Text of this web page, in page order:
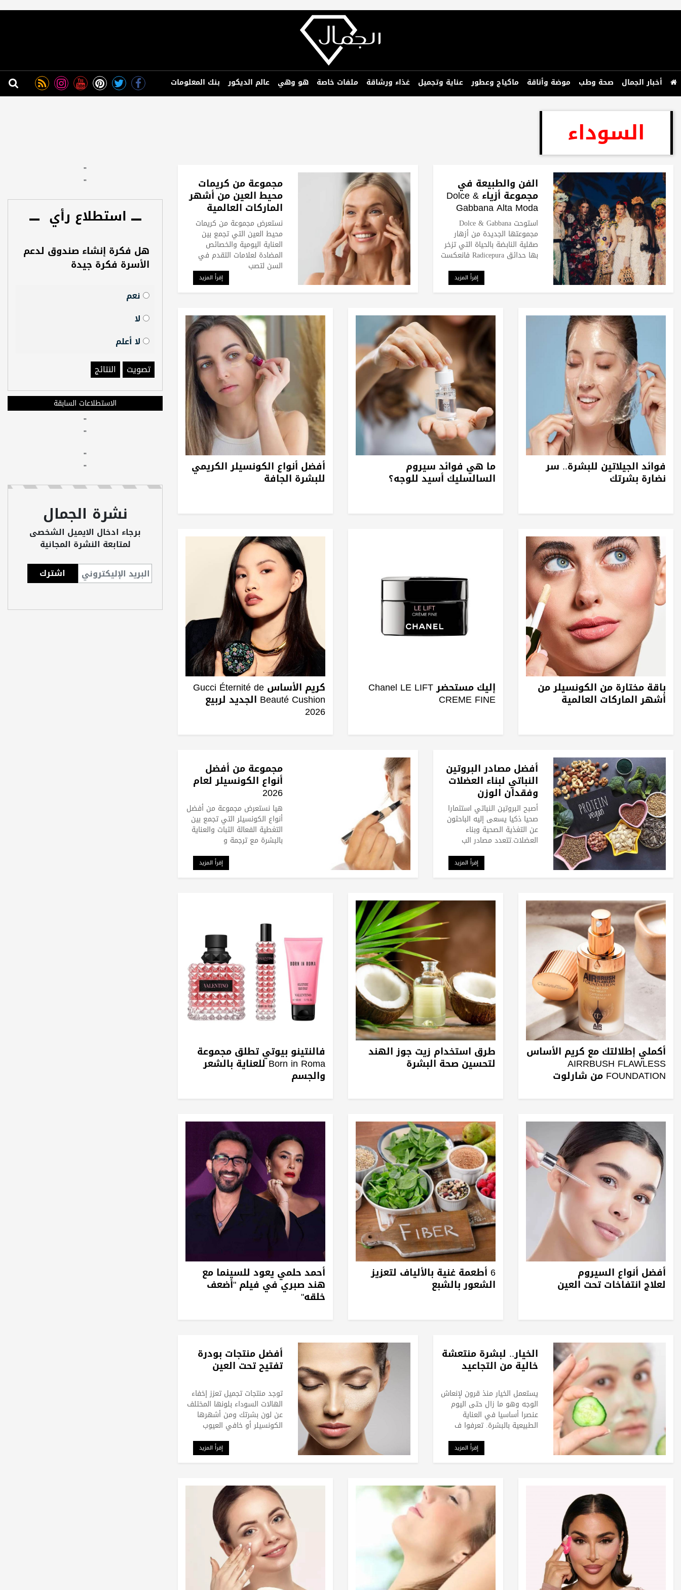
أخبار الجمال صحة وطب موضة وأناقة ماكياج وعطور عناية وتجميل غذاء ورشاقة ملفات خاصة هو وهي عالم الديكور بنك المعلومات
السوداء
الفن والطبيعة في
مجموعة أزياء Dolce &
Gabbana Alta Moda
2026 استوحت Dolce & Gabbana
مجموعتها الجديدة من أزهار
صقلية النابضة بالحياة التي تزخر
بها حدائق Radicepura فانعكست
إقرأ المزيد
مجموعة من كريمات
محيط العين من أشهر
الماركات العالمية
نستعرض مجموعة من كريمات
محيط العين التي تجمع بين
العناية اليومية والخصائص
المضادة لعلامات التقدم في
السن لتصب
إقرأ المزيد
فوائد الجيلاتين للبشرة.. سر
نضارة بشرتك
ما هي فوائد سيروم
السالسليك أسيد للوجه؟
أفضل أنواع الكونسيلر الكريمي
للبشرة الجافة
باقة مختارة من الكونسيلر من
أشهر الماركات العالمية
إليك مستحضر Chanel LE LIFT
CREME FINE
كريم الأساس Gucci Éternité de
Beauté Cushion الجديد لربيع
2026
أفضل مصادر البروتين
النباتي لبناء العضلات
وفقدان الوزن
أصبح البروتين النباتي استثمارا
صحيا ذكيا يسعى إليه الباحثون
عن التغذية الصحية وبناء
العضلات.تتعدد مصادر الب
إقرأ المزيد
مجموعة من أفضل
أنواع الكونسيلر لعام
2026
هيا نستعرض مجموعة من أفضل
أنواع الكونسيلر التي تجمع بين
التغطية الفعالة الثبات والعناية
بالبشرة مع ترجمة و
إقرأ المزيد
أكملي إطلالتك مع كريم الأساس
AIRRBUSH FLAWLESS
FOUNDATION من شارلوت
طرق استخدام زيت جوز الهند
لتحسين صحة البشرة
فالنتينو بيوتي تطلق مجموعة
Born in Roma للعناية بالشعر
والجسم
أفضل أنواع السيروم
لعلاج انتفاخات تحت العين
6 أطعمة غنية بالألياف لتعزيز
الشعور بالشبع
أحمد حلمي يعود للسينما مع
هند صبري في فيلم "أضعف
خلقه"
الخيار.. لبشرة منتعشة
خالية من التجاعيد
يستعمل الخيار منذ قرون لإنعاش
الوجه وهو ما زال حتى اليوم
عنصرا أساسيا في العناية
الطبيعية بالبشرة. تعرفوا ف
إقرأ المزيد
أفضل منتجات بودرة
تفتيح تحت العين
توجد منتجات تجميل تعزز إخفاء
الهالات السوداء بلونها المختلف
عن لون بشرتك ومن أشهرها
الكونسيلر أو خافي العيوب
إقرأ المزيد
"
"
استطلاع رأي
هل فكرة إنشاء صندوق لدعم
الأسرة فكرة جيدة
نعم
لا
لا أعلم
تصويت
النتائج
الاستطلاعات السابقة
"
"
"
"
نشرة الجمال
برجاء ادخال الايميل الشخصى
لمتابعة النشرة المجانية